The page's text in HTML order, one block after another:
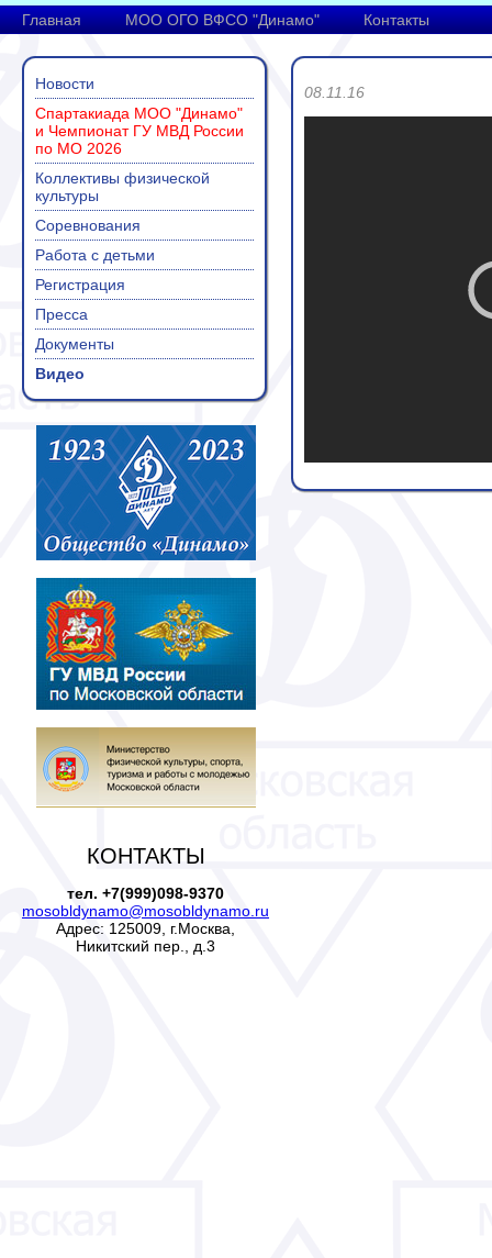
Главная МОО ОГО ВФСО "Динамо" Контакты
Новости
Спартакиада МОО "Динамо"
и Чемпионат ГУ МВД России
по МО 2026
Коллективы физической
культуры
Соревнования
Работа с детьми
Регистрация
Пресса
Документы
Видео
КОНТАКТЫ
тел. +7(999)098-9370
mosobldynamo@mosobldynamo.ru
Адрес: 125009, г.Москва,
Никитский пер., д.3
08.11.16